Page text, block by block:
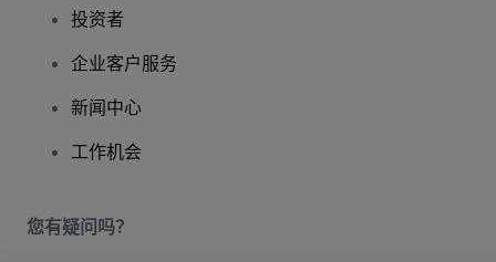
投资者
企业客户服务
新闻中心
工作机会
您有疑问吗？